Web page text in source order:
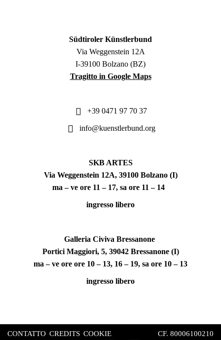
Südtiroler Künstlerbund
Via Weggenstein 12A
I-39100 Bolzano (BZ)
Tragitto in Google Maps
+39 0471 97 70 37
info@kuenstlerbund.org
SKB ARTES
Via Weggenstein 12A, 39100 Bolzano (I)
ma – ve ore 11 – 17, sa ore 11 – 14
ingresso libero
Galleria Civiva Bressanone
Portici Maggiori, 5, 39042 Bressanone (I)
ma – ve ore ore 10 – 13, 16 – 19, sa ore 10 – 13
ingresso libero
CONTATTO CREDITS COOKIE CF. 80006100210